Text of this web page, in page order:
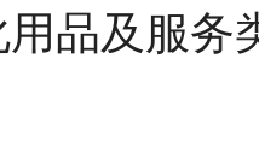
品及服务